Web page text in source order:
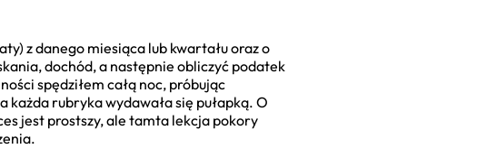
z danego miesiąca lub kwartału oraz o
dochód, a następnie obliczyć podatek
spędziłem całą noc, próbując
każda rubryka wydawała się pułapką. O
jest prostszy, ale tamta lekcja pokory